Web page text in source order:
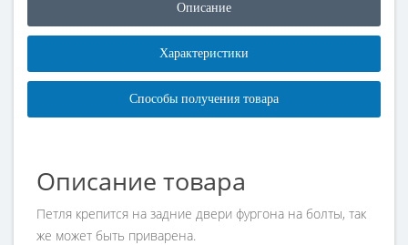
Описание
Характеристики
Способы получения товара
Описание товара
Петля крепится на задние двери фургона на болты, так
же может быть приварена.